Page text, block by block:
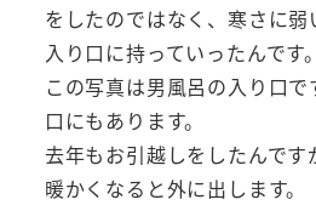
をしたのではなく、寒さに
入り口に持っていったんです。
この写真は男風呂の入り口
口にもあります。
去年もお引越しをしたんです
暖かくなると外に出します。